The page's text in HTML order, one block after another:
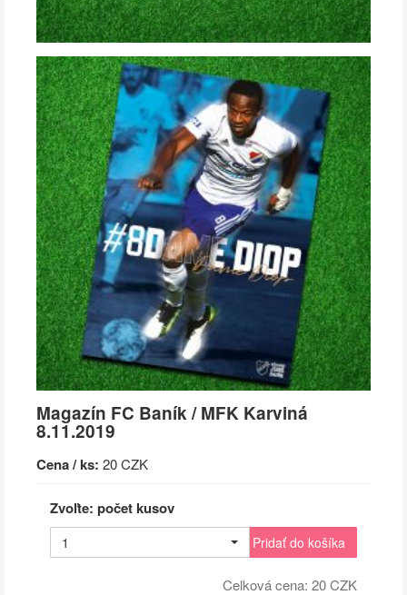
Magazín FC Baník / MFK Karviná
8.11.2019
Cena / ks: 20 CZK
Zvoľte: počet kusov
1 Pridať do košíka
Celková cena: 20CZK